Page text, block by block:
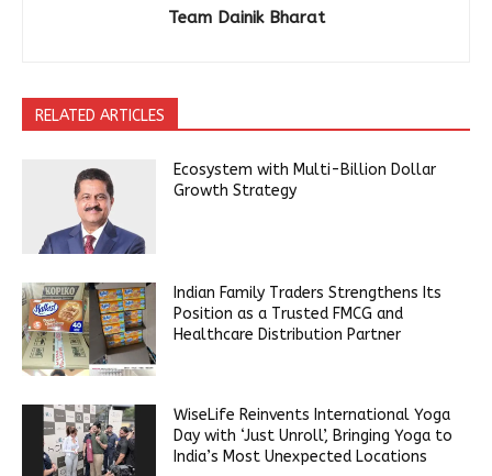
Team Dainik Bharat
RELATED ARTICLES
Ecosystem with Multi-Billion Dollar
Growth Strategy
Indian Family Traders Strengthens Its
Position as a Trusted FMCG and
Healthcare Distribution Partner
WiseLife Reinvents International Yoga
Day with ‘Just Unroll’, Bringing Yoga to
India’s Most Unexpected Locations